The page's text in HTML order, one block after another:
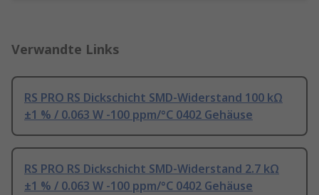
Verwandte Links
RS PRO RS Dickschicht SMD-Widerstand 100 kΩ
±1 % / 0.063 W -100 ppm/°C 0402 Gehäuse
RS PRO RS Dickschicht SMD-Widerstand 2.7 kΩ
±1 % / 0.063 W -100 ppm/°C 0402 Gehäuse